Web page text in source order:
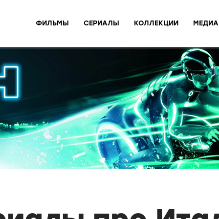
ФИЛЬМЫ СЕРИАЛЫ КОЛЛЕКЦИИ МЕДИА